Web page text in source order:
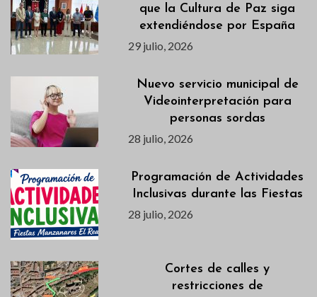
que la Cultura de Paz siga
extendiéndose por España
29 julio, 2026
Nuevo servicio municipal de
Videointerpretación para
personas sordas
28 julio, 2026
Programación de Actividades
Inclusivas durante las Fiestas
28 julio, 2026
Cortes de calles y
restricciones de